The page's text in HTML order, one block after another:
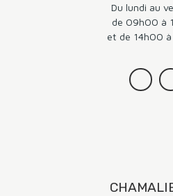
Du lundi au
de 09h00 à
et de 14h00